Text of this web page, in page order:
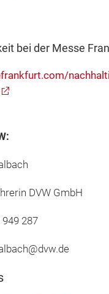
bei der Messe
DVW GmbH
287